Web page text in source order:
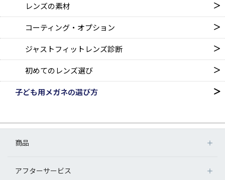
レンズの素材
コーティング・オプション
ジャストフィットレンズ診断
初めてのレンズ選び
子ども用メガネの選び方
商品
アフターサービス